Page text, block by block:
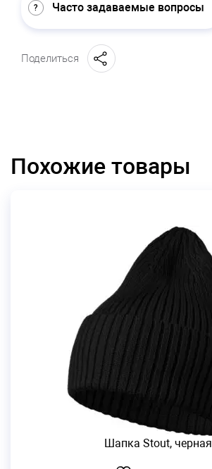
Часто задаваемые вопросы
Поделиться
Похожие товары
Шапка Stout, черная